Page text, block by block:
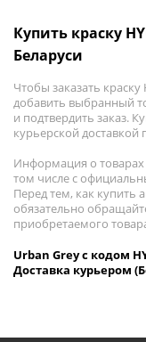
Купить краску
Беларуси
Чтобы заказать
добавить выбранный
и подтвердить заказ.
курьерской доставкой
Информация о
том числе с
Перед тем, как купить
обязательно
приобретаемого
Urban Grey с кодом
Доставка курьером